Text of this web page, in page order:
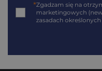
*Zgadzam się na
marketingowych
zasadach określonych